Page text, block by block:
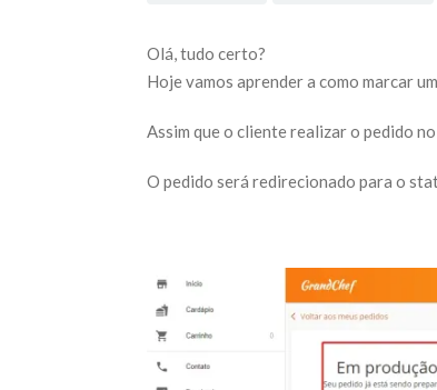
Olá, tudo certo?
Hoje vamos aprender a como marcar
Assim que o cliente realizar o pedido
O pedido será redirecionado para o